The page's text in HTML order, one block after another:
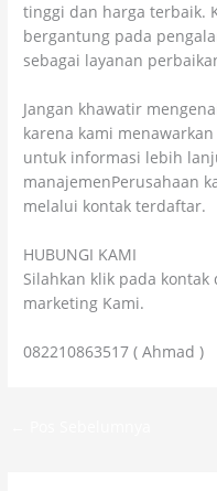
tinggi dan harga terbaik.
bergantung pada
sebagai layanan
Jangan khawatir
karena kami
untuk informasi lebih
manajemenPerusahaan
melalui kontak terdaftar.
HUBUNGI KAMI
Silahkan klik pada
marketing Kami.
082210863517 ( Ahmad )